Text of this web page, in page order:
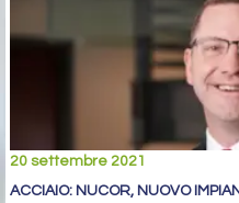
20 settembre 2021
ACCIAIO: NUCOR, NUOVO